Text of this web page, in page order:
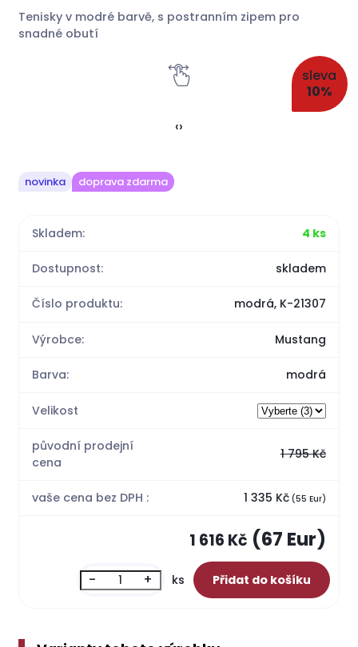
Tenisky v modré barvě, s postranním zipem pro
snadné obutí
‹›
sleva
10%
novinka doprava zdarma
Skladem: 4 ks
Dostupnost: skladem
Číslo produktu: modrá, K-21307
Výrobce: Mustang
Barva: modrá
Velikost
původní prodejní
cena
1 795 Kč
vaše cena bez DPH : 1 335 Kč(55 Eur)
1 616 Kč (67 Eur)
- + ks